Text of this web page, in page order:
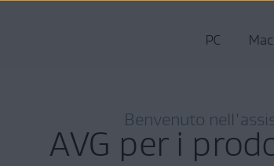
PC Mac
Benvenuto
AVG per i